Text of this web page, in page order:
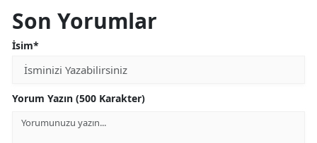
Son Yorumlar
İsim*
Yorum Yazın (500 Karakter)